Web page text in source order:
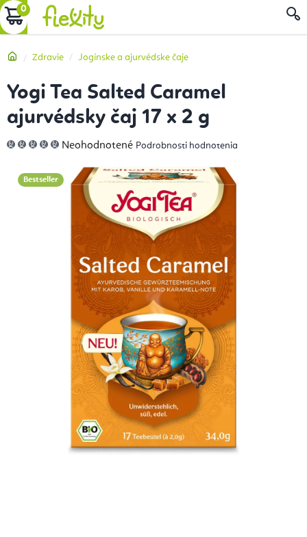
Prejsť
na
NÁKUPNÝ
Domov
Zdravie Jogínske a ajurvédske čaje
Yogi Tea Salted Caramel
ajurvédsky čaj 17 x 2 g
Priemerné
hodnotenie
0,0
z
hviezdičiek.
Neohodnotené Podrobnosti hodnotenia
Bestseller